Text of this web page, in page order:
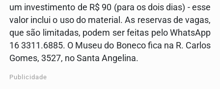
um investimento de R$ 90 (para os dois dias) - esse
valor inclui o uso do material. As reservas de vagas,
que são limitadas, podem ser feitas pelo WhatsApp
16 3311.6885. O Museu do Boneco fica na R. Carlos
Gomes, 3527, no Santa Angelina.
Publicidade